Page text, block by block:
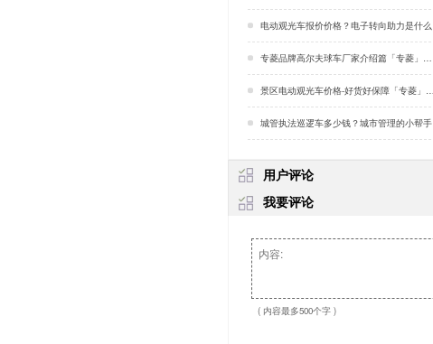
电动观光车报价价格？电子转向助力是什么？「专菱」…
专菱品牌高尔夫球车厂家介绍篇「专菱」…
景区电动观光车价格-好货好保障「专菱」…
城管执法巡逻车多少钱？城市管理的小帮手「专菱」…
用户评论
我要评论
( 内容最多500个字 )